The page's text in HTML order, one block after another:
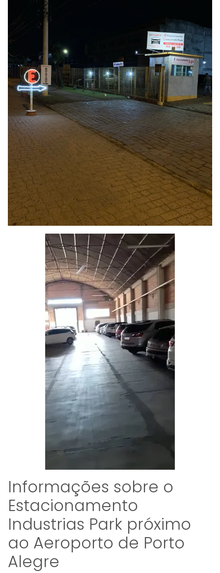
Informações sobre o
Estacionamento
Industrias Park próximo
ao Aeroporto de Porto
Alegre